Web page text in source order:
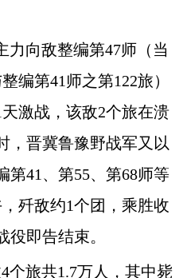
力向敌整编第47师（当
编第41师之第122旅）
激战，该敌2个旅在溃
，晋冀鲁豫野战军又以
第41、第55、第68师等
歼敌约1个团，乘胜收
役即告结束。
个旅共1.7万人，其中毙